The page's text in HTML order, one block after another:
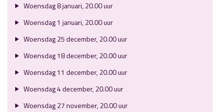
Woensdag 8 januari, 20.00 uur
Woensdag 1 januari, 20.00 uur
Woensdag 25 december, 20.00 uur
Woensdag 18 december, 20.00 uur
Woensdag 11 december, 20.00 uur
Woensdag 4 december, 20.00 uur
Woensdag 27 november, 20.00 uur